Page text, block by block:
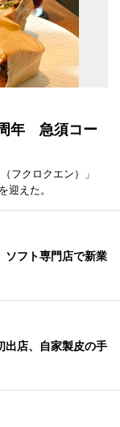
年 急須コー
フクロクエン）」
迎えた。
フト専門店で新業
店、自家製皮の手